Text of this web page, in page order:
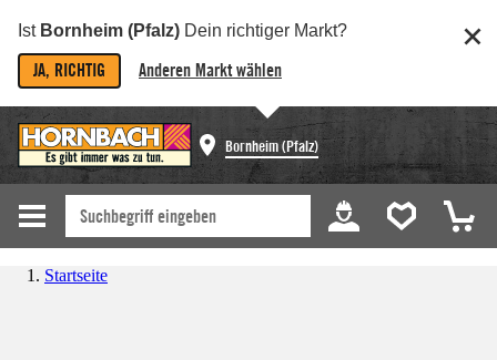
Ist Bornheim (Pfalz) Dein richtiger Markt?
JA, RICHTIG Anderen Markt wählen
Bornheim (Pfalz)
Startseite